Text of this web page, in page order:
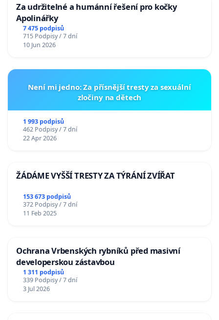
Za udržitelné a humánní řešení pro kočky
Apolinářky
7 475 podpisů
715 Podpisy / 7 dní
10 Jun 2026
Není mi jedno: Za přísnější tresty za sexuální
zločiny na dětech
1 993 podpisů
462 Podpisy / 7 dní
22 Apr 2026
ŽÁDÁME VYŠŠÍ TRESTY ZA TÝRÁNÍ ZVÍŘAT
153 673 podpisů
372 Podpisy / 7 dní
11 Feb 2025
Ochrana Vrbenských rybníků před masivní
developerskou zástavbou
1 311 podpisů
339 Podpisy / 7 dní
3 Jul 2026